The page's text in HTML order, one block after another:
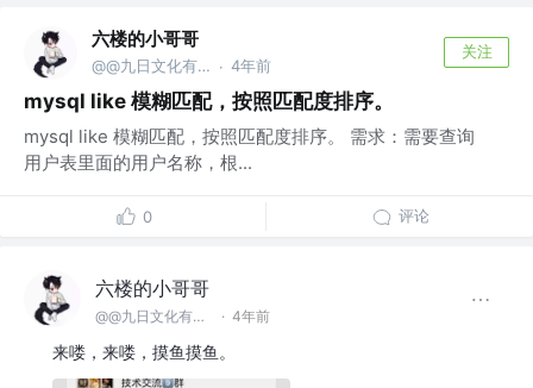
六楼的小哥哥
@@九日文化有限 公司 · 4年前
关注
mysql like 模糊匹配，按照匹配度排序。
mysql like 模糊匹配，按照匹配度排序。 需求：需要查询
用户表里面的用户名称，根...
0 评论
六楼的小哥哥
@@九日文化有限 公司 · 4年前
来喽，来喽，摸鱼摸鱼。